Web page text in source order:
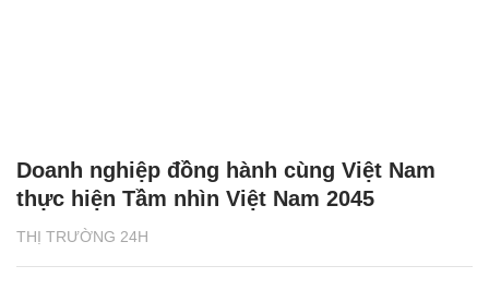
THỊ TRƯỜNG 24H
Doanh nghiệp đồng hành cùng Việt Nam
thực hiện Tầm nhìn Việt Nam 2045